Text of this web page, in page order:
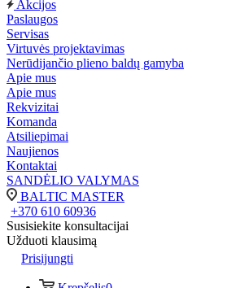
Akcijos
Paslaugos
Servisas
Virtuvės projektavimas
Nerūdijančio plieno baldų gamyba
Apie mus
Apie mus
Rekvizitai
Komanda
Atsiliepimai
Naujienos
Kontaktai
SANDĖLIO VALYMAS
BALTIC MASTER
+370 610 60936
Susisiekite konsultacijai
Užduoti klausimą
Prisijungti